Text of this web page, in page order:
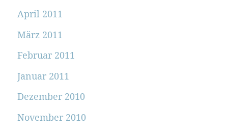
April 2011
März 2011
Februar 2011
Januar 2011
Dezember 2010
November 2010